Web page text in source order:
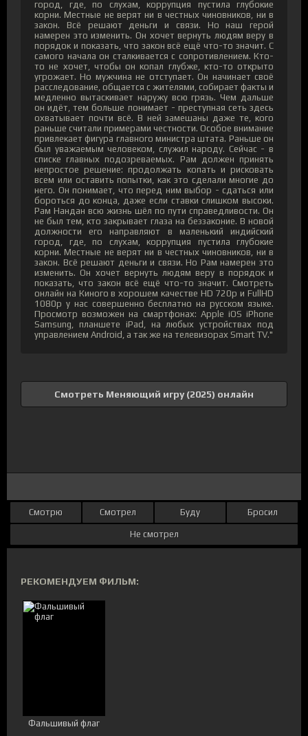
город, где, по слухам, коррупция пустила глубокие
корни. Местные не верят ни в честных чиновников, ни в
закон. Всё решают деньги и связи. Но наш герой
намерен это изменить. Он хочет вернуть людям веру в
порядок и показать, что закон всё ещё что-то значит. С
самого начала он сталкивается с сопротивлением. Кто-
то не хочет, чтобы он копал глубже, кто-то открыто
угрожает. Но мужчина не отступает. Он начинает своё
расследование, общается с жителями, собирает факты и
медленно вытаскивает наружу всю грязь. Чем дальше
он идёт, тем больше понимает - преступная сеть здесь
охватывает почти всё. В ней замешаны даже те, кого
раньше считали примерами честности. Особое внимание
привлекает фигура главного министра штата. Раньше он
был уважаемым человеком, служил народу. Сейчас - в
списке главных подозреваемых. Рам должен принять
непростое решение: продолжать копать и рисковать
всем или оставить попытки, как это сделали многие до
него. Он понимает, что перед ним выбор - сдаться или
бороться до конца, даже если ставки слишком высоки.
Рам Нандан всю жизнь шёл по пути справедливости. Он
не был тем, кто закрывает глаза на беззаконие. В новой
должности его направляют в маленький индийский
город, где, по слухам, коррупция пустила глубокие
корни. Местные не верят ни в честных чиновников, ни в
закон. Всё решают деньги и связи. Но Рам намерен это
изменить. Он хочет вернуть людям веру в порядок и
показать, что закон всё ещё что-то значит. Смотреть
онлайн на Киного в хорошем качестве HD 720p и FullHD
1080p у нас совершенно бесплатно на русском языке.
Просмотр возможен на смартфонах: Apple iOS iPhone
Samsung, планшете iPad, на любых устройствах под
управлением Android, а так же на телевизорах Smart TV."
Смотреть Меняющий игру (2025) онлайн
Смотрю Смотрел Буду Бросил
Не смотрел
РЕКОМЕНДУЕМ ФИЛЬМ:
Фальшивый флаг